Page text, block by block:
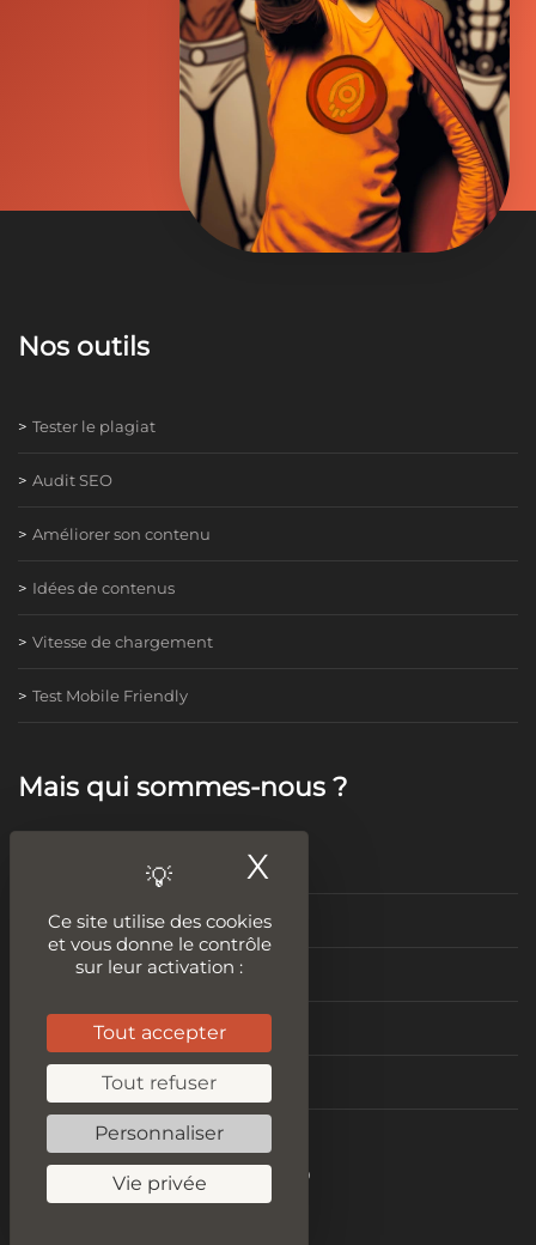
Nos outils
Tester le plagiat
Audit SEO
Améliorer son contenu
Idées de contenus
Vitesse de chargement
Test Mobile Friendly
Mais qui sommes-nous ?
Mentions légales
Politique de confidentialité
Conditions Générales de Vente
condition générale d’utilisation
Nous contacter
Become a digital hero
Ce site utilise des cookies
et vous donne le contrôle
sur leur activation :
Tout accepter
Tout refuser
Personnaliser
Vie privée
X